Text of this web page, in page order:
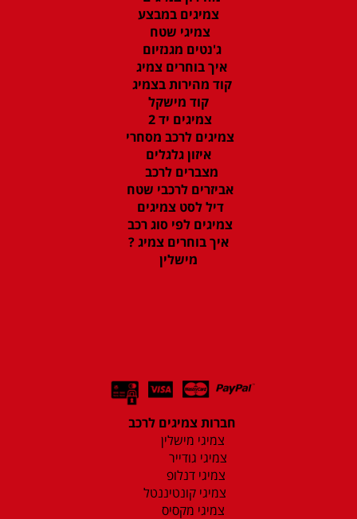
צמיגים במבצע
צמיגי שטח
ג'נטים מגנזיום
איך בוחרים צמיג
קוד מהירות בצמיג
קוד מישקל
צמיגים יד 2
צמיגים לרכב מסחרי
איזון גלגלים
מצברים לרכב
אביזרים לרכבי שטח
דיל לסט צמיגים
צמיגים לפי סוג רכב
איך בוחרים צמיג ?
מישלין
חברות צמיגים לרכב
צמיגי מישלין
צמיגי גודייר
צמיגי דנלופ
צמיגי קונטיננטל
צמיגי מקסיס